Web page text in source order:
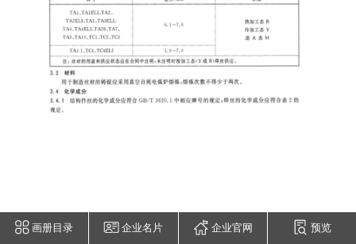
画册目录 企业名片 企业官网 预览